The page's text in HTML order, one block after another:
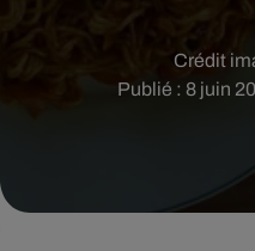
Publié : 8 juin
Crédit